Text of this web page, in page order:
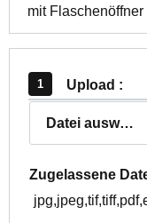
Upload :
Datei
Zugelassene